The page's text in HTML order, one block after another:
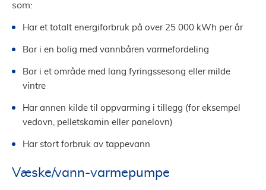
som:
Har et totalt energiforbruk på over 25 000 kWh per år
Bor i en bolig med vannbåren varmefordeling
Bor i et område med lang fyringssesong eller milde
vintre
Har annen kilde til oppvarming i tillegg (for eksempel
vedovn, pelletskamin eller panelovn)
Har stort forbruk av tappevann
Væske/vann-varmepumpe